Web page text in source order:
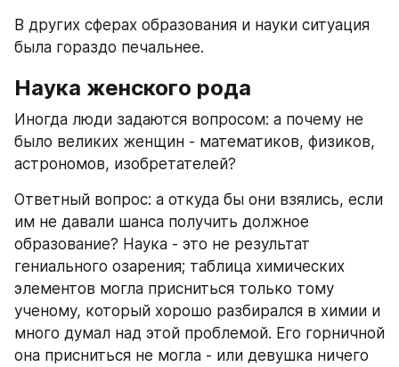
В других сферах образования и науки ситуация
была гораздо печальнее.
Наука женского рода
Иногда люди задаются вопросом: а почему не
было великих женщин - математиков, физиков,
астрономов, изобретателей?
Ответный вопрос: а откуда бы они взялись, если
им не давали шанса получить должное
образование? Наука - это не результат
гениального озарения; таблица химических
элементов могла присниться только тому
ученому, который хорошо разбирался в химии и
много думал над этой проблемой. Его горничной
она присниться не могла - или девушка ничего